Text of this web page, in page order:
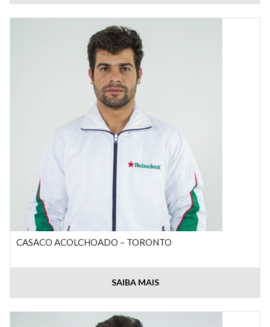
CASACO ACOLCHOADO – TORONTO
SAIBA MAIS